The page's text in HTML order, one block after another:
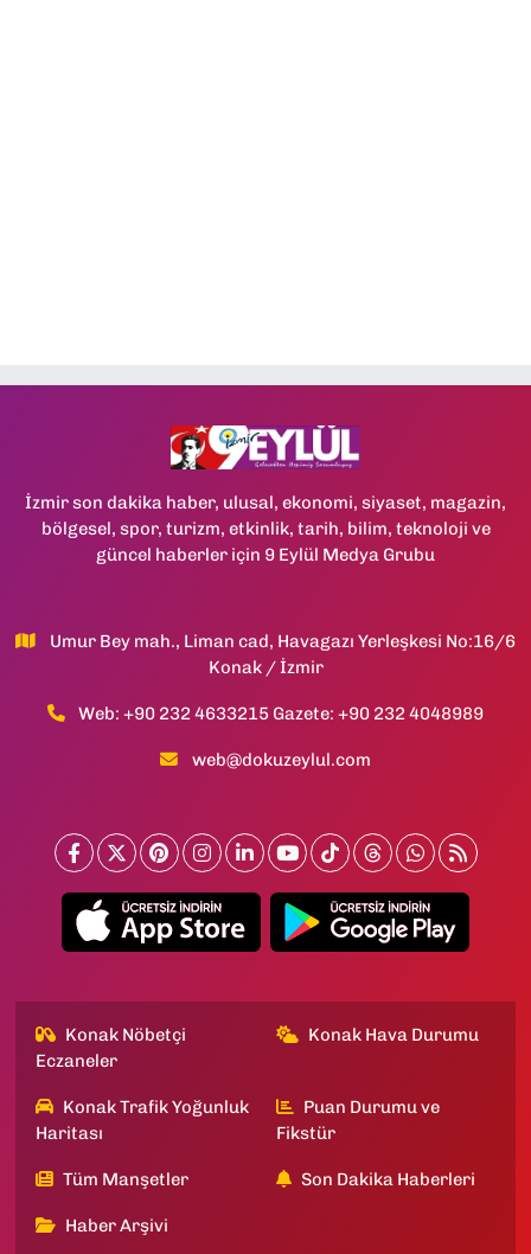
İzmir son dakika haber, ulusal, ekonomi, siyaset, magazin,
bölgesel, spor, turizm, etkinlik, tarih, bilim, teknoloji ve
güncel haberler için 9 Eylül Medya Grubu
Umur Bey mah., Liman cad, Havagazı Yerleşkesi No:16/6
Konak / İzmir
Web: +90 232 4633215 Gazete: +90 232 4048989
web@dokuzeylul.com
Konak Nöbetçi
Eczaneler
Konak Hava Durumu
Konak Trafik Yoğunluk
Haritası
Puan Durumu ve
Fikstür
Tüm Manşetler Son Dakika Haberleri
Haber Arşivi